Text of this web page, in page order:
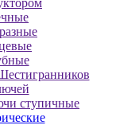
ступичные